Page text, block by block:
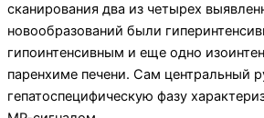
сканирования два из четырех
новообразований были
гипоинтенсивным и еще одно
паренхиме печени. Сам центральный
гепатоспецифическую фазу